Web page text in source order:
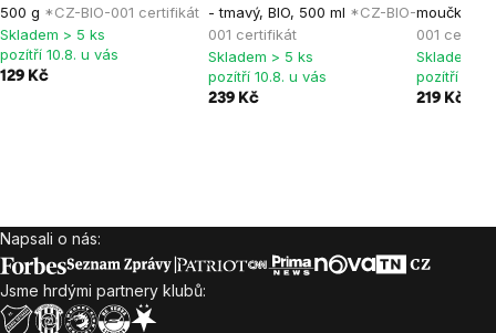
500 g *CZ-BIO-001 certifikát
Skladem > 5 ks
pozítří 10.8. u vás
129 Kč
- tmavý, BIO, 500 ml *CZ-BIO-
001 certifikát
Skladem > 5 ks
pozítří 10.8. u vás
239 Kč
moučka,
001
Skladem >
pozítří
219 Kč
Zápatí
Napsali o nás:
Jsme hrdými partnery klubů: